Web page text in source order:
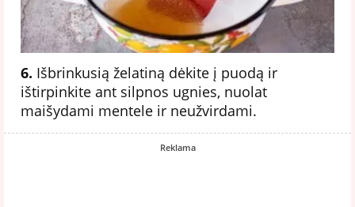
6. Išbrinkusią želatiną dėkite į puodą ir
ištirpinkite ant silpnos ugnies, nuolat
maišydami mentele ir neužvirdami.
Reklama